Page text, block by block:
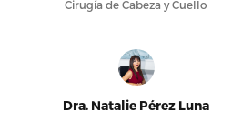
Cirugía de Cabeza y Cuello
Dra. Natalie Pérez Luna